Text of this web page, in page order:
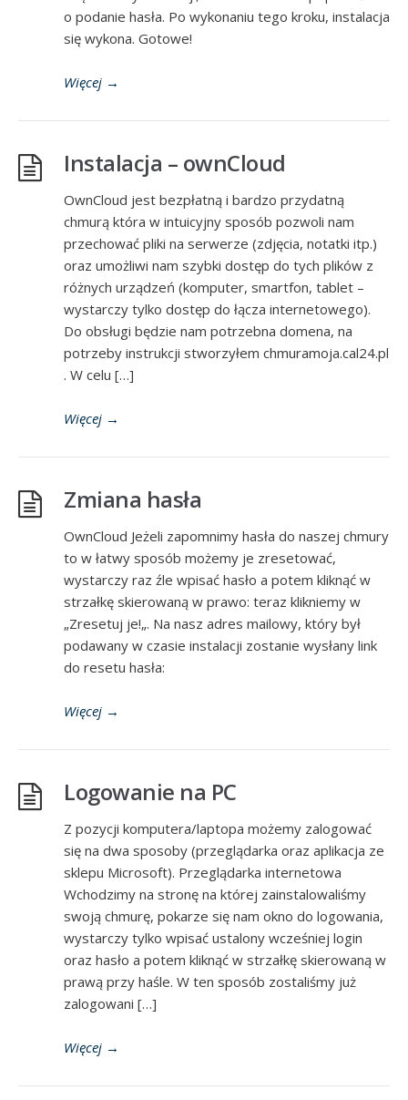
o podanie hasła. Po wykonaniu tego kroku, instalacja
się wykona. Gotowe!
Więcej →
Instalacja – ownCloud
OwnCloud jest bezpłatną i bardzo przydatną
chmurą która w intuicyjny sposób pozwoli nam
przechować pliki na serwerze (zdjęcia, notatki itp.)
oraz umożliwi nam szybki dostęp do tych plików z
różnych urządzeń (komputer, smartfon, tablet –
wystarczy tylko dostęp do łącza internetowego).
Do obsługi będzie nam potrzebna domena, na
potrzeby instrukcji stworzyłem chmuramoja.cal24.pl
. W celu […]
Więcej →
Zmiana hasła
OwnCloud Jeżeli zapomnimy hasła do naszej chmury
to w łatwy sposób możemy je zresetować,
wystarczy raz źle wpisać hasło a potem kliknąć w
strzałkę skierowaną w prawo: teraz klikniemy w
„Zresetuj je!„. Na nasz adres mailowy, który był
podawany w czasie instalacji zostanie wysłany link
do resetu hasła:
Więcej →
Logowanie na PC
Z pozycji komputera/laptopa możemy zalogować
się na dwa sposoby (przeglądarka oraz aplikacja ze
sklepu Microsoft). Przeglądarka internetowa
Wchodzimy na stronę na której zainstalowaliśmy
swoją chmurę, pokarze się nam okno do logowania,
wystarczy tylko wpisać ustalony wcześniej login
oraz hasło a potem kliknąć w strzałkę skierowaną w
prawą przy haśle. W ten sposób zostaliśmy już
zalogowani […]
Więcej →